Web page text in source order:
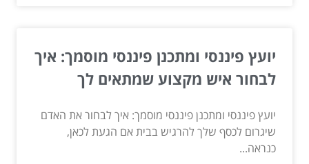
יועץ פיננסי ומתכנן פיננסי מוסמך: איך
לבחור איש מקצוע שמתאים לך
יועץ פיננסי ומתכנן פיננסי מוסמך: איך לבחור את האדם
שיגרום לכסף שלך להרגיש בבית אם הגעת לכאן,
כנראה...